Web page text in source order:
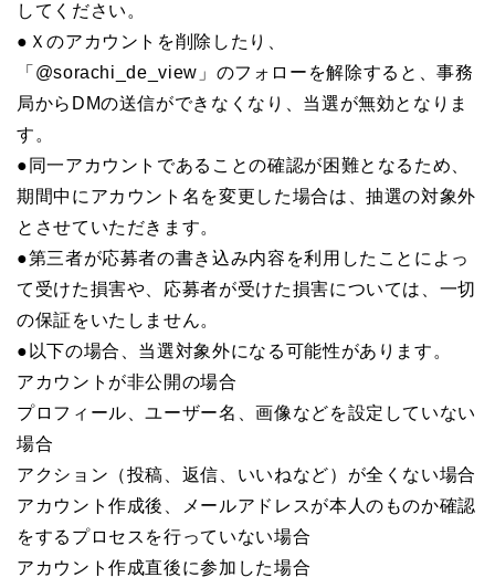
してください。
●Ｘのアカウントを削除したり、
「@sorachi_de_view」のフォローを解除すると、事務
局からDMの送信ができなくなり、当選が無効となりま
す。
●同一アカウントであることの確認が困難となるため、
期間中にアカウント名を変更した場合は、抽選の対象外
とさせていただきます。
●第三者が応募者の書き込み内容を利用したことによっ
て受けた損害や、応募者が受けた損害については、一切
の保証をいたしません。
●以下の場合、当選対象外になる可能性があります。
アカウントが非公開の場合
プロフィール、ユーザー名、画像などを設定していない
場合
アクション（投稿、返信、いいねなど）が全くない場合
アカウント作成後、メールアドレスが本人のものか確認
をするプロセスを行っていない場合
アカウント作成直後に参加した場合